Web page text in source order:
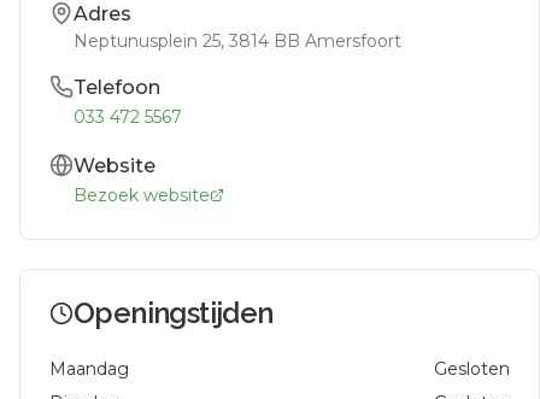
Adres
Neptunusplein 25, 3814 BB Amersfoort
Telefoon
033 472 5567
Website
Bezoek website
Openingstijden
Maandag
Gesloten